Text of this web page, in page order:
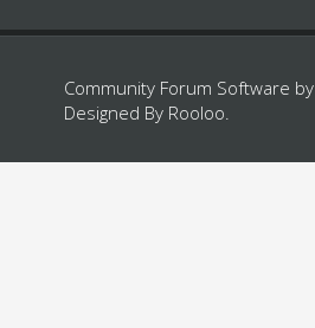
Community Forum Software by
Designed By Rooloo.